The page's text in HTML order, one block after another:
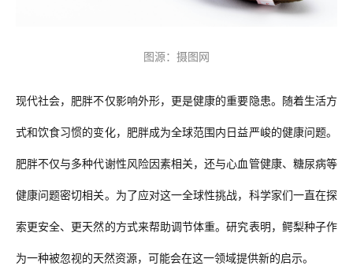
图源：摄图网
现代社会，肥胖不仅影响外形，更是健康的重要隐患。随着生活方
式和饮食习惯的变化，肥胖成为全球范围内日益严峻的健康问题。
肥胖不仅与多种代谢性风险因素相关，还与心血管健康、糖尿病等
健康问题密切相关。为了应对这一全球性挑战，科学家们一直在探
索更安全、更天然的方式来帮助调节体重。研究表明，鳄梨种子作
为一种被忽视的天然资源，可能会在这一领域提供新的启示。